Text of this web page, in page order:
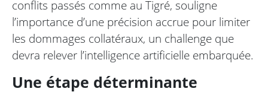
conflits passés comme au Tigré, souligne
l’importance d’une précision accrue pour limiter
les dommages collatéraux, un challenge que
devra relever l’intelligence artificielle embarquée.
Une étape déterminante